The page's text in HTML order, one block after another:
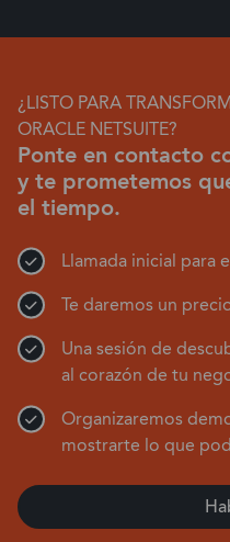
¿LISTO PARA
ORACLE NETSUITE?
Ponte en contacto
y te prometemos
el tiempo.
Llamada inicial para
Te daremos un
Una sesión de
al corazón de tu
Organizaremos
mostrarte lo que